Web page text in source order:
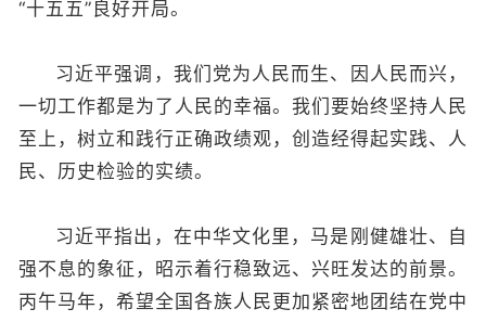
“十五五”良好开局。
习近平强调，我们党为人民而生、因人民而兴，
一切工作都是为了人民的幸福。我们要始终坚持人民
至上，树立和践行正确政绩观，创造经得起实践、人
民、历史检验的实绩。
习近平指出，在中华文化里，马是刚健雄壮、自
强不息的象征，昭示着行稳致远、兴旺发达的前景。
丙午马年，希望全国各族人民更加紧密地团结在党中